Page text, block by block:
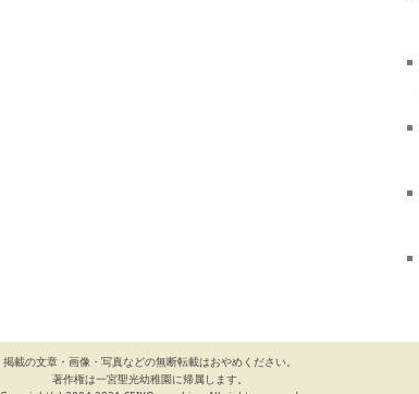
掲載の文章・画像・写真などの無断転載はおやめください。
著作権は一宮聖光幼稚園に帰属します。